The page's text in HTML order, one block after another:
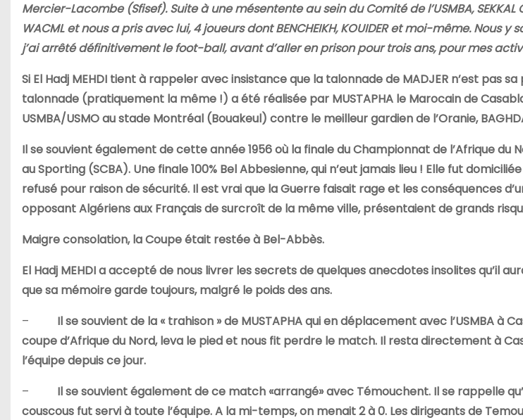
Mercier-Lacombe (Sfisef). Suite à une mésentente au sein du Comité de l’USMBA,
WACML et nous a pris avec lui, 4 joueurs dont BENCHEIKH, KOUIDER et moi-même. Nous y
j’ai arrêté définitivement le foot-ball, avant d’aller en prison pour trois ans, pour mes
Si El Hadj MEHDI tient à rappeler avec insistance que la talonnade de MADJER n’est pas
talonnade (pratiquement la même !) a été réalisée par MUSTAPHA le Marocain de
USMBA/USMO au stade Montréal (Bouakeul) contre le meilleur gardien de l’Oranie,
Il se souvient également de cette année 1956 où la finale du Championnat de l’Afrique du
au Sporting (SCBA). Une finale 100% Bel Abbesienne, qui n’eut jamais lieu ! Elle fut
refusé pour raison de sécurité. Il est vrai que la Guerre faisait rage et les conséquences
opposant Algériens aux Français de surcroît de la même ville, présentaient de grands
Maigre consolation, la Coupe était restée à Bel-Abbès.
El Hadj MEHDI a accepté de nous livrer les secrets de quelques anecdotes insolites qu’il
que sa mémoire garde toujours, malgré le poids des ans.
– Il se souvient de la « trahison » de MUSTAPHA qui en déplacement avec l’USMBA à
coupe d’Afrique du Nord, leva le pied et nous fit perdre le match. Il resta directement à
l’équipe depuis ce jour.
– Il se souvient également de ce match «arrangé» avec Témouchent. Il se rappelle
couscous fut servi à toute l’équipe. A la mi-temps, on menait 2 à 0. Les dirigeants de